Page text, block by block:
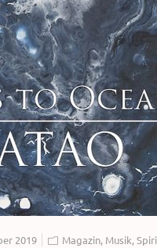
2019 Magazin, Musik,